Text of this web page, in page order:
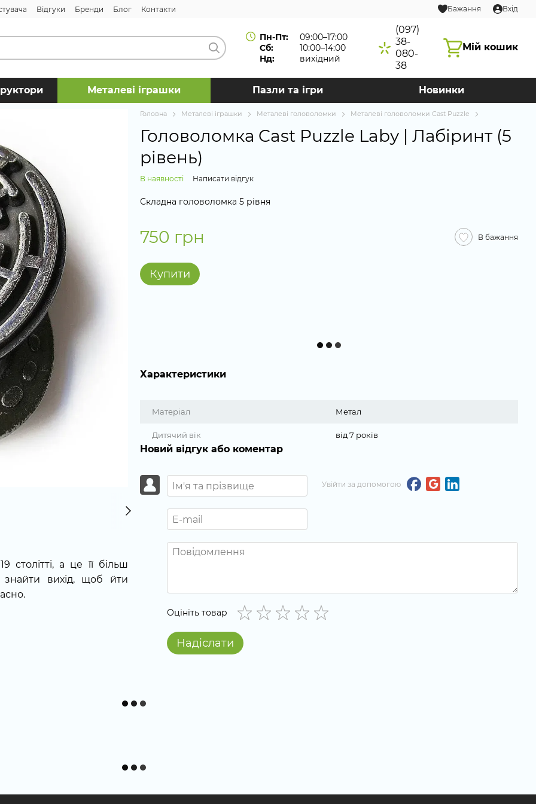
Відгуки Бренди Блог Контакти Бажання Вхід
Пн-Пт:
09:00–17:00
Сб:
10:00–14:00
Нд:
вихідний
(097)
38-
080-
38
Мій кошик
Металеві іграшки Пазли та ігри Новинки
а це її більш
знайти вихід, щоб йти
Головна Металеві іграшки Металеві головоломки Металеві головоломки Cast Puzzle
Головоломка Cast Puzzle Laby | Лабіринт (5
рівень)
В наявності Написати відгук
Складна головоломка 5 рівня
750 грн В бажання
Купити
Характеристики
Матеріал Метал
Дитячий вік від 7 років
Новий відгук або коментар
Увійти за допомогою
Оцініть товар
Надіслати